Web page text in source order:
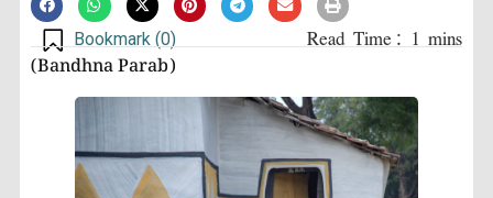
Bookmark (0)
(Bandhna Parab)